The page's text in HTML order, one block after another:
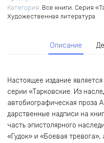
Категория: Все книги, Серия
Художественная литература
Описание
Настоящее издание является
серии «Тарковские. Из
автобиографическая проза
дарственные надписи на
часть эпистолярного
«Гудок» и «Боевая